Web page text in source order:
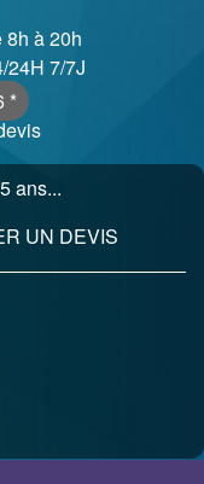
à 20h
24H 7/7J
*
ans...
UN DEVIS